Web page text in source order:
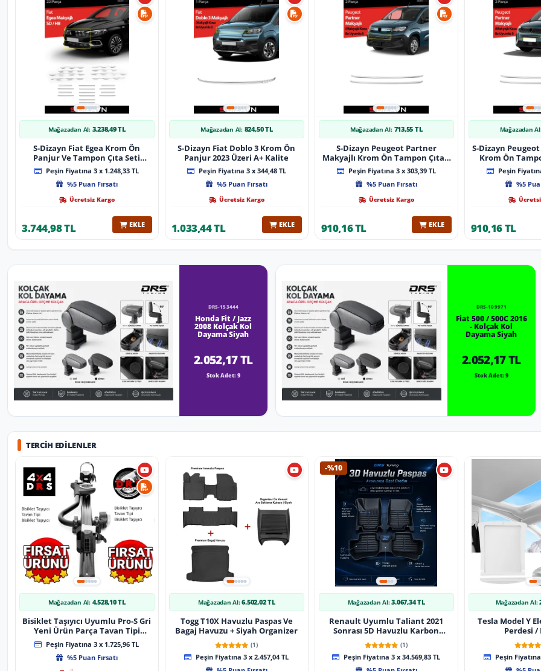
Mağazadan Al: 3.238,49 TL
S-Dizayn Fiat Egea Krom Ön
Panjur Ve Tampon Çıta Seti
Diamond Model 22 Prç. 2020
Üzeri (Parlak Krom)
Peşin Fiyatına 3 x 1.248,33 TL
%5 Puan Fırsatı
Ücretsiz Kargo
3.744,98 TL EKLE
Mağazadan Al: 824,50 TL
S-Dizayn Fiat Doblo 3 Krom Ön
Panjur 2023 Üzeri A+ Kalite
Peşin Fiyatına 3 x 344,48 TL
%5 Puan Fırsatı
Ücretsiz Kargo
1.033,44 TL EKLE
Mağazadan Al: 713,55 TL
S-Dizayn Peugeot Partner
Makyajlı Krom Ön Tampon Çıtası
2 Prç 2023 Üzeri A+ Kalite
Peşin Fiyatına 3 x 303,39 TL
%5 Puan Fırsatı
Ücretsiz Kargo
910,16 TL EKLE
Mağazadan
S-Dizayn
Krom Ön
2024 Üzeri
Peşin
%5
910,16 TL
DRS-153444
Honda Fit / Jazz
2008 Kolçak Kol
Dayama Siyah
2.052,17 TL
Stok Adet: 9
DRS-109971
Fiat 500 / 500C 2016
- Kolçak Kol
Dayama Siyah
2.052,17 TL
Stok Adet: 9
TERCIH EDILENLER
Mağazadan Al: 4.528,10 TL
Bisiklet Taşıyıcı Uyumlu Pro-S Gri
Yeni Ürün Parça Tavan Tipi
Bisiklet Taşıyıcı
Peşin Fiyatına 3 x 1.725,96 TL
%5 Puan Fırsatı
Mağazadan Al: 6.502,02 TL
Togg T10X Havuzlu Paspas Ve
Bagaj Havuzu + Siyah Organizer
(1)
Peşin Fiyatına 3 x 2.457,04 TL
-%10
Mağazadan Al: 3.067,34 TL
Renault Uyumlu Taliant 2021
Sonrası 5D Havuzlu Karbon
Dizayn Paspas Seti
(1)
Peşin Fiyatına 3 x 34.569,83 TL
Mağazadan Al:
Tesla Model Y
Perdesi /
Peşin